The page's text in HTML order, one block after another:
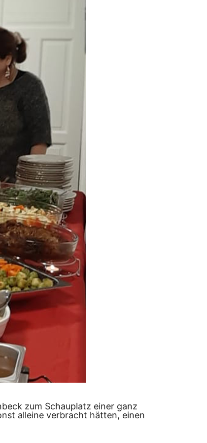
zum Schauplatz einer ganz
alleine verbracht hätten, einen